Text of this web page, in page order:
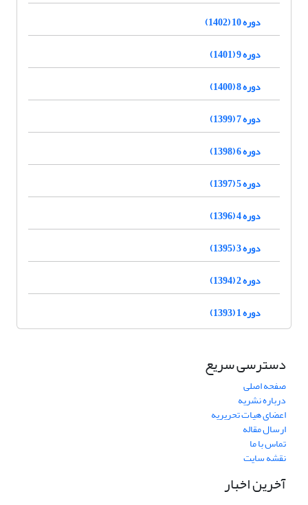
دوره 10 (1402)
دوره 9 (1401)
دوره 8 (1400)
دوره 7 (1399)
دوره 6 (1398)
دوره 5 (1397)
دوره 4 (1396)
دوره 3 (1395)
دوره 2 (1394)
دوره 1 (1393)
دسترسی سریع
صفحه اصلی
درباره نشریه
اعضای هیات تحریریه
ارسال مقاله
تماس با ما
نقشه سایت
آخرین اخبار